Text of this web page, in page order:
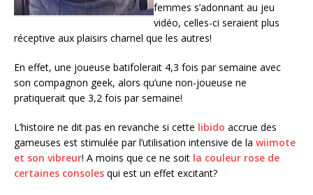
femmes s’adonnant au jeu
vidéo, celles-ci seraient plus
réceptive aux plaisirs charnel que les autres!
En effet, une joueuse batifolerait 4,3 fois par semaine avec
son compagnon geek, alors qu’une non-joueuse ne
pratiquerait que 3,2 fois par semaine!
L’histoire ne dit pas en revanche si cette libido accrue des
gameuses est stimulée par l’utilisation intensive de la wiimote
et son vibreur! A moins que ce ne soit la couleur rose de
certaines consoles qui est un effet excitant?